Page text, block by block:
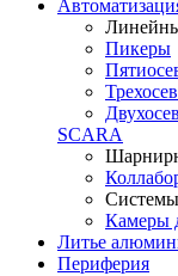
Пикеры
SCARA
Системы
Камеры
Литье
Периферия